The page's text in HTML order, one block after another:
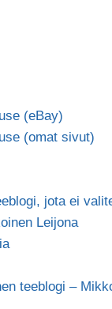
(eBay)
(omat sivut)
jota ei
Leijona
teeblogi –